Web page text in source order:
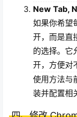
New Tab,
如果你希望
开，而是直
的选择。它
开，方便对
使用方法与
装并配置相